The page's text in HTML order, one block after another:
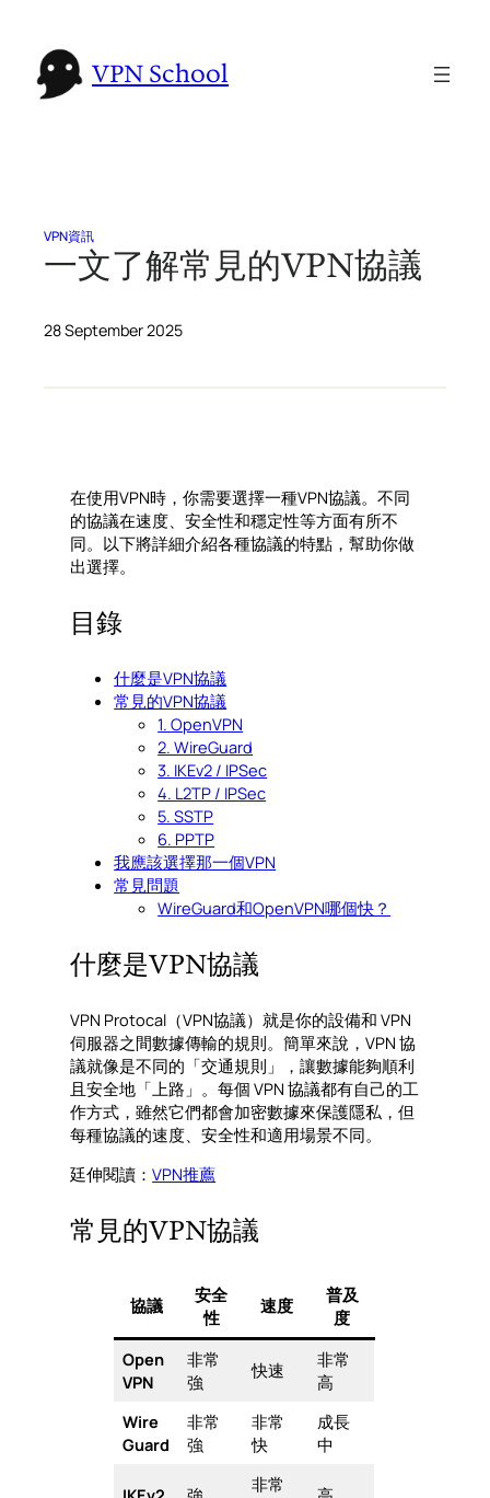
content
VPN School
VPN資訊
一文了解常見的VPN協議
28 September 2025
在使用VPN時，你需要選擇一種VPN協議。不同
的協議在速度、安全性和穩定性等方面有所不
同。以下將詳細介紹各種協議的特點，幫助你做
出選擇。
目錄
什麼是VPN協議
常見的VPN協議
1. OpenVPN
2. WireGuard
3. IKEv2 / IPSec
4. L2TP / IPSec
5. SSTP
6. PPTP
我應該選擇那一個VPN
常見問題
WireGuard和OpenVPN哪個快？
什麼是VPN協議
VPN Protocal（VPN協議）就是你的設備和 VPN
伺服器之間數據傳輸的規則。簡單來說，VPN 協
議就像是不同的「交通規則」，讓數據能夠順利
且安全地「上路」。每個 VPN 協議都有自己的工
作方式，雖然它們都會加密數據來保護隱私，但
每種協議的速度、安全性和適用場景不同。
廷伸閱讀：VPN推薦
常見的VPN協議
協議
安全
性
速度
普及
度
Open
VPN
非常
強
快速
非常
高
Wire
Guard
非常
強
非常
快
成長
中
非常